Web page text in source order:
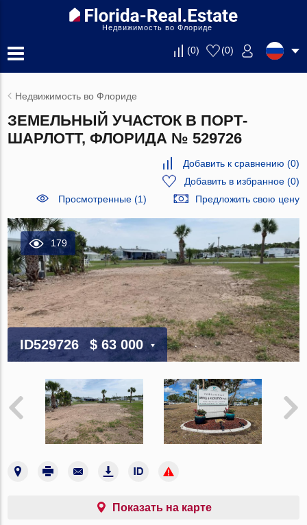
Недвижимость во Флориде
(0) (0)
Недвижимость во Флориде
ЗЕМЕЛЬНЫЙ УЧАСТОК В ПОРТ-
ШАРЛОТТ, ФЛОРИДА № 529726
Добавить к сравнению (0)
Добавить в избранное(0)
Просмотренные (1)
Предложить свою цену
179
ID529726 $ 63 000
Показать на карте